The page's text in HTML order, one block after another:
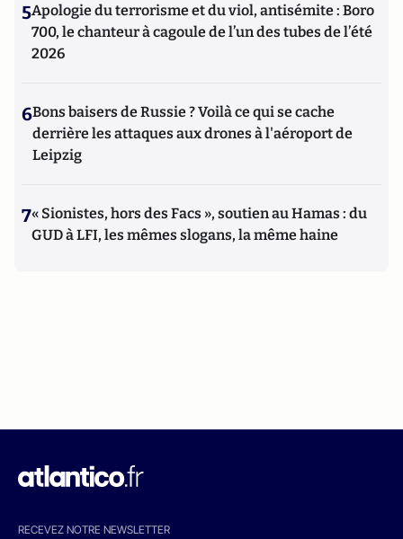
5Apologie du terrorisme et du viol, antisémite : Boro
700, le chanteur à cagoule de l’un des tubes de l’été
2026
6Bons baisers de Russie ? Voilà ce qui se cache
derrière les attaques aux drones à l'aéroport de
Leipzig
7« Sionistes, hors des Facs », soutien au Hamas : du
GUD à LFI, les mêmes slogans, la même haine
RECEVEZ NOTRE NEWSLETTER